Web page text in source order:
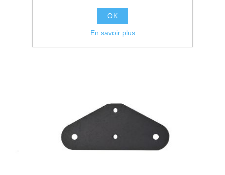
OK
En savoir plus